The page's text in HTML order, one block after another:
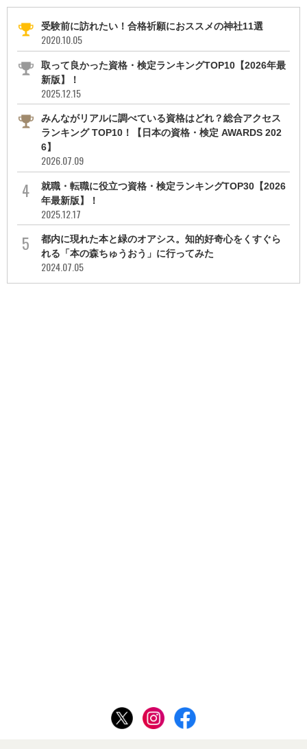
受験前に訪れたい！合格祈願におススメの神社11選
2020.10.05
取って良かった資格・検定ランキングTOP10【2026年最
新版】！
2025.12.15
みんながリアルに調べている資格はどれ？総合アクセス
ランキング TOP10！【日本の資格・検定 AWARDS 202
6】
2026.07.09
就職・転職に役立つ資格・検定ランキングTOP30【2026
年最新版】！
2025.12.17
都内に現れた本と緑のオアシス。知的好奇心をくすぐら
れる「本の森ちゅうおう」に行ってみた
2024.07.05